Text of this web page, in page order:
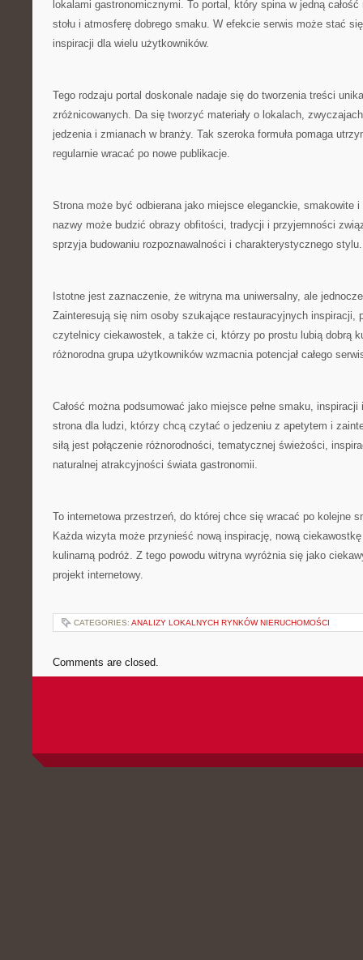
lokalami gastronomicznymi. To portal, który spina w jedną
stołu i atmosferę dobrego smaku. W efekcie serwis może stać
inspiracji dla wielu użytkowników.
Tego rodzaju portal doskonale nadaje się do tworzenia treści
zróżnicowanych. Da się tworzyć materiały o lokalach,
jedzenia i zmianach w branży. Tak szeroka formuła pomaga
regularnie wracać po nowe publikacje.
Strona może być odbierana jako miejsce eleganckie, smakowite
nazwy może budzić obrazy obfitości, tradycji i przyjemności
sprzyja budowaniu rozpoznawalności i charakterystycznego stylu.
Istotne jest zaznaczenie, że witryna ma uniwersalny, ale
Zainteresują się nim osoby szukające restauracyjnych inspiracji,
czytelnicy ciekawostek, a także ci, którzy po prostu lubią dobrą
różnorodna grupa użytkowników wzmacnia potencjał całego
Całość można podsumować jako miejsce pełne smaku,
strona dla ludzi, którzy chcą czytać o jedzeniu z apetytem i
siłą jest połączenie różnorodności, tematycznej świeżości,
naturalnej atrakcyjności świata gastronomii.
To internetowa przestrzeń, do której chce się wracać po kolejne
Każda wizyta może przynieść nową inspirację, nową
kulinarną podróż. Z tego powodu witryna wyróżnia się jako
projekt internetowy.
CATEGORIES: ANALIZY LOKALNYCH RYNKÓW NIERUCHOMOŚCI
Comments are closed.